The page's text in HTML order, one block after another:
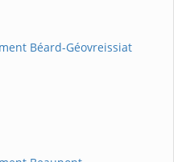
Béard-Géovreissiat